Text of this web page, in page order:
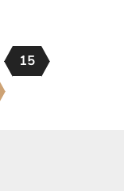
15